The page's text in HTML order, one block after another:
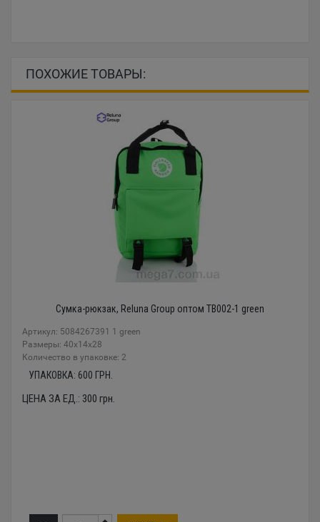
ПОХОЖИЕ ТОВАРЫ:
Сумка-рюкзак, Reluna Group оптом TB002-1 green
Артикул: 5084267391 1 green
Размеры: 40x14x28
Количество в упаковке: 2
УПАКОВКА: 600 ГРН.
ЦЕНА ЗА ЕД.: 300 грн.